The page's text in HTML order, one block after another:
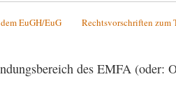
EuGH/EuG Rechtsvorschriften zum
des EMFA (oder: